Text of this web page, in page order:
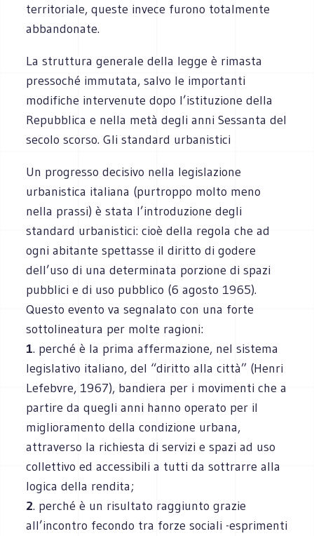
territoriale, queste invece furono totalmente
abbandonate.
La struttura generale della legge è rimasta
pressoché immutata, salvo le importanti
modifiche intervenute dopo l’istituzione della
Repubblica e nella metà degli anni Sessanta del
secolo scorso. Gli standard urbanistici
Un progresso decisivo nella legislazione
urbanistica italiana (purtroppo molto meno
nella prassi) è stata l’introduzione degli
standard urbanistici: cioè della regola che ad
ogni abitante spettasse il diritto di godere
dell’uso di una determinata porzione di spazi
pubblici e di uso pubblico (6 agosto 1965).
Questo evento va segnalato con una forte
sottolineatura per molte ragioni:
1. perché è la prima affermazione, nel sistema
legislativo italiano, del “diritto alla città” (Henri
Lefebvre, 1967), bandiera per i movimenti che a
partire da quegli anni hanno operato per il
miglioramento della condizione urbana,
attraverso la richiesta di servizi e spazi ad uso
collettivo ed accessibili a tutti da sottrarre alla
logica della rendita;
2. perché è un risultato raggiunto grazie
all’incontro fecondo tra forze sociali -esprimenti